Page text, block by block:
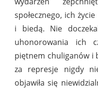
społecznego, ich
i biedą. Nie
uhonorowania ich
piętnem chuliganów i
za represje nigdy
objawiła się